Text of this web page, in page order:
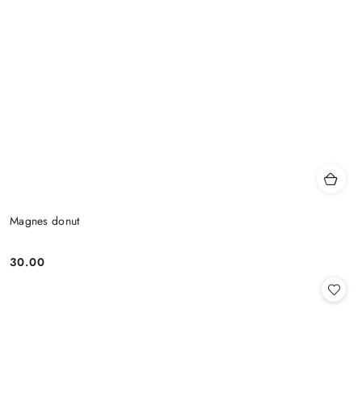
Magnes donut
Cena:
30.00